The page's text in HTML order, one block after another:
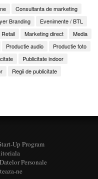
Consultanta de marketing
Branding
Evenimente / BTL
Marketing direct
Media
Productie audio
Productie foto
Publicitate indoor
Regii de publicitate
Up Program
Personale
ne